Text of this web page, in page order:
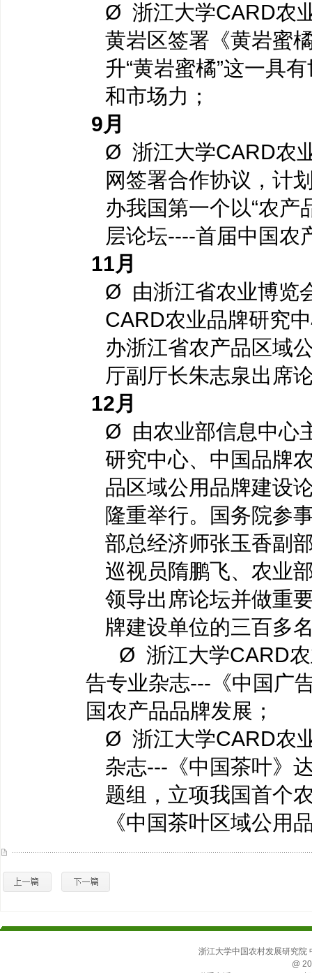
Ø 浙江大学CARD农
黄岩区签署《黄岩蜜
升“黄岩蜜橘”这一具
和市场力；
9月
Ø 浙江大学CARD农
网签署合作协议，计
办我国第一个以“农产
层论坛----首届中国农
11月
Ø 由浙江省农业博览
CARD农业品牌研究
办浙江省农产品区域
厅副厅长朱志泉出席
12月
Ø 由农业部信息中心
研究中心、中国品牌
品区域公用品牌建设
隆重举行。国务院参
部总经济师张玉香副
巡视员隋鹏飞、农业
领导出席论坛并做重
牌建设单位的三百多
Ø 浙江大学CARD农
告专业杂志---《中国广
国农产品品牌发展；
Ø 浙江大学CARD农
杂志---《中国茶叶》
题组，立项我国首个
《中国茶叶区域公用
浙江大学中国农村发展研究院
@